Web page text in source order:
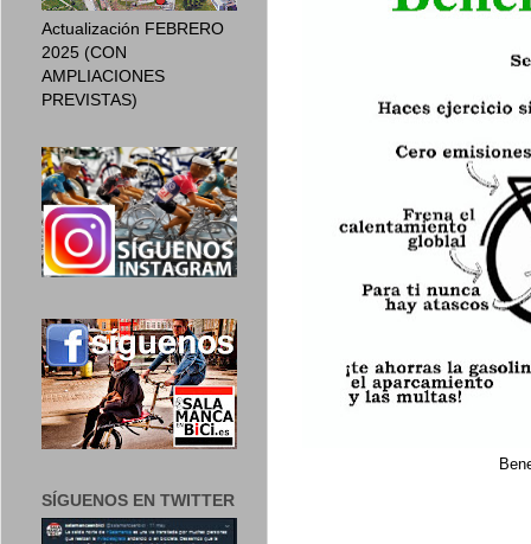
Actualización FEBRERO
2025 (CON
AMPLIACIONES
PREVISTAS)
SÍGUENOS EN TWITTER